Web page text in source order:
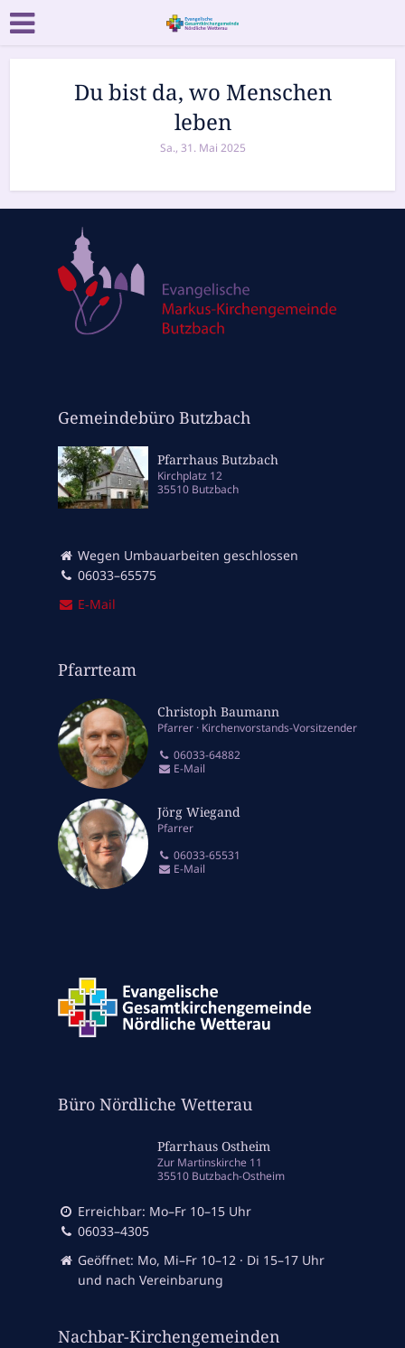
Du bist da, wo Menschen
leben
Sa., 31. Mai 2025
Gemeindebüro Butzbach
Pfarrhaus Butzbach
Kirchplatz 12
35510 Butzbach
Wegen Umbauarbeiten geschlossen
06033–65575
E‑Mail
Pfarrteam
Christoph Baumann
Pfarrer Kirchenvorstands-Vorsitzender
06033-64882
E-Mail
Jörg Wiegand
Pfarrer
06033-65531
E-Mail
Büro Nördliche Wetterau
Pfarrhaus Ostheim
Zur Martinskirche 11
35510 Butzbach-Ostheim
Erreichbar: Mo–Fr 10–15 Uhr
06033–4305
Geöffnet: Mo, Mi–Fr 10–12 · Di 15–17 Uhr
und nach Vereinbarung
Nachbar-Kirchengemeinden